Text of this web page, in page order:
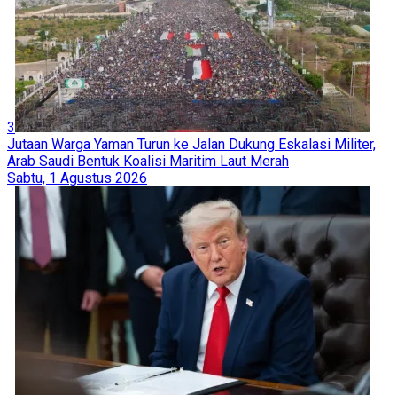
3
Jutaan Warga Yaman Turun ke Jalan Dukung Eskalasi Militer,
Arab Saudi Bentuk Koalisi Maritim Laut Merah
Sabtu, 1 Agustus 2026